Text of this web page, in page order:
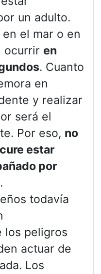
un adulto.
el mar o en
ocurrir en
. Cuanto
en
y realizar
será el
Por eso, no
estar
por
.
todavía
los peligros
actuar de
Los